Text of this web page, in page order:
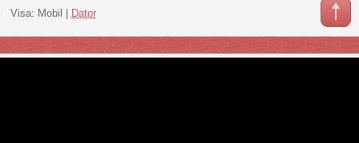
Visa: Mobil Dator